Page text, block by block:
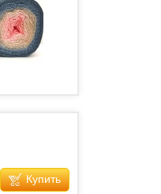
Купить